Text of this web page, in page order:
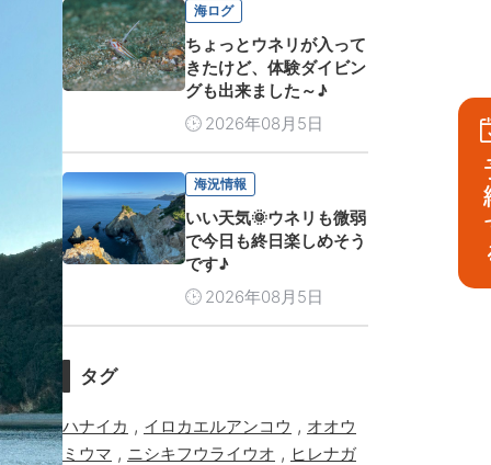
海ログ
ちょっとウネリが入って
きたけど、体験ダイビン
グも出来ました～♪
2026年08月5日
海況情報
いい天気🌞ウネリも微弱
で今日も終日楽しめそう
です♪
2026年08月5日
タグ
ハナイカ , イロカエルアンコウ , オオウ
ミウマ , ニシキフウライウオ , ヒレナガ